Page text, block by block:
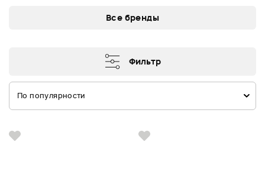
Все бренды
Фильтр
По популярности